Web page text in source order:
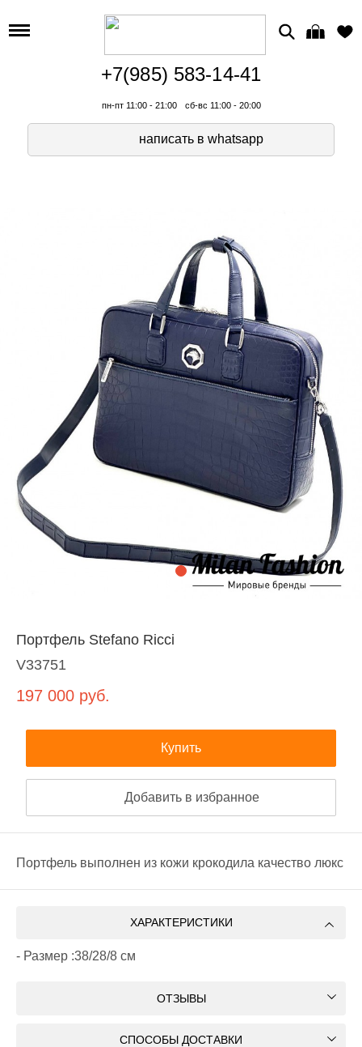
+7(985) 583-14-41
пн-пт 11:00 - 21:00 сб-вс 11:00 - 20:00
написать в whatsapp
Портфель Stefano Ricci
V33751
197 000 руб.
Купить
Добавить в избранное
Портфель выполнен из кожи крокодила качество люкс
ХАРАКТЕРИСТИКИ
- Размер :38/28/8 см
ОТЗЫВЫ
СПОСОБЫ ДОСТАВКИ